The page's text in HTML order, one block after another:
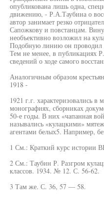
опубликована лишь одна,
движению, - Р.А.Таубина о
автор занимает резко
Сапожкову и повстанцам.
необъективно возложил на
Подобную линию он проводил
Тем не менее, в публикациях
сведений о ходе самого
Аналогичным образом
1918 -
1921 г.г. характеризовались в
монографиях, сборниках
50-е годы. В них «чапанная
назывались «кулацкими»
агентами белых5. Например,
1 См.: Краткий курс истории
2 См.: Таубин Р. Разгром
классов. 1934. № 12. С. 56-62.
3 Там же. С. 36, 57 — 58.